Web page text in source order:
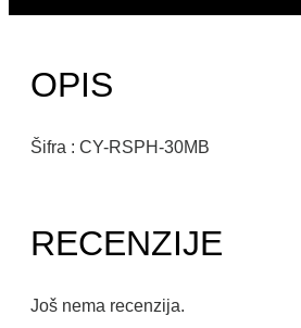
OPIS
Šifra : CY-RSPH-30MB
RECENZIJE
Još nema recenzija.